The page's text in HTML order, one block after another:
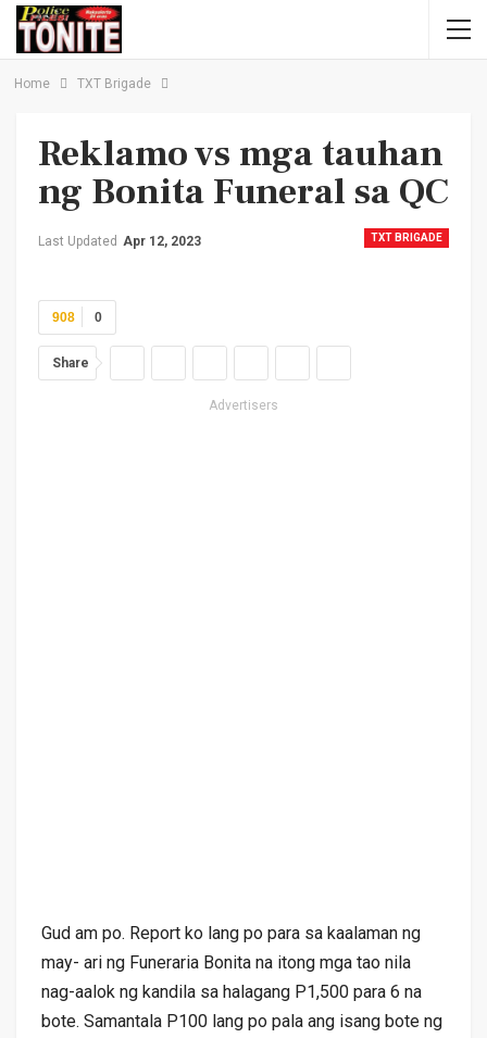
Home TXT Brigade
Reklamo vs mga tauhan
ng Bonita Funeral sa QC
TXT BRIGADE
Last Updated Apr 12, 2023
0
908
Share
Advertisers
Gud am po. Report ko lang po para sa kaalaman ng
may- ari ng Funeraria Bonita na itong mga tao nila
nag-aalok ng kandila sa halagang P1,500 para 6 na
bote. Samantala P100 lang po pala ang isang bote ng